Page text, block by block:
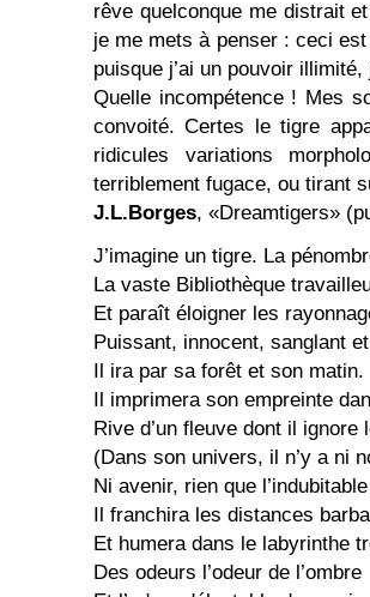
rêve quelconque me distrait
je me mets à penser : ceci
puisque j’ai un pouvoir
Quelle incompétence ! Mes
convoité. Certes le tigre
ridicules variations
terriblement fugace, ou tirant
J.L.Borges, «Dreamtigers»
J’imagine un tigre. La
La vaste Bibliothèque
Et paraît éloigner les
Puissant, innocent, sanglant
Il ira par sa forêt et son matin.
Il imprimera son empreinte
Rive d’un fleuve dont il ignore
(Dans son univers, il n’y a ni
Ni avenir, rien que
Il franchira les distances
Et humera dans le labyrinthe
Des odeurs l’odeur de l’ombre